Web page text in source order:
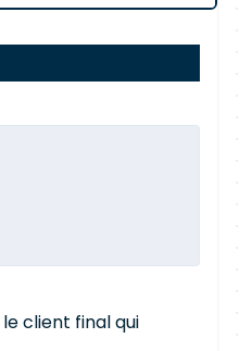
client final qui